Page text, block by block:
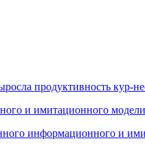
продуктивность кур-
информационного и